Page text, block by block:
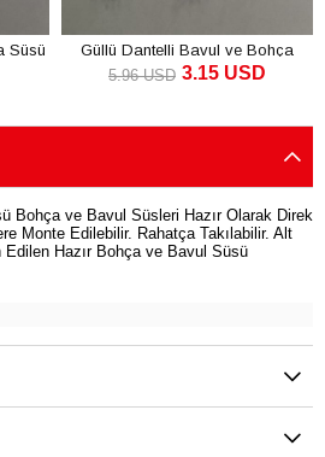
Süsü
Güllü Dantelli Bavul ve Bohça
Süsü
3.15 USD
5.96 USD
Bohça ve Bavul Süsleri Hazır Olarak Direk
Monte Edilebilir. Rahatça Takılabilir. Alt
Edilen Hazır Bohça ve Bavul Süsü